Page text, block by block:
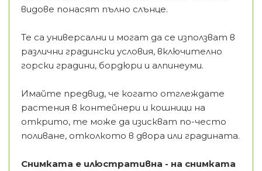
видове понасят пълно слънце.
Те са универсални и могат да се използват в
различни градински условия, включително
горски градини, бордюри и алпинеуми.
Имайте предвид, че когато отглеждате
растения в контейнери и кошници на
открито, те може да изискват по-често
поливане, отколкото в двора или градината.
Снимката е илюстративна - на снимката